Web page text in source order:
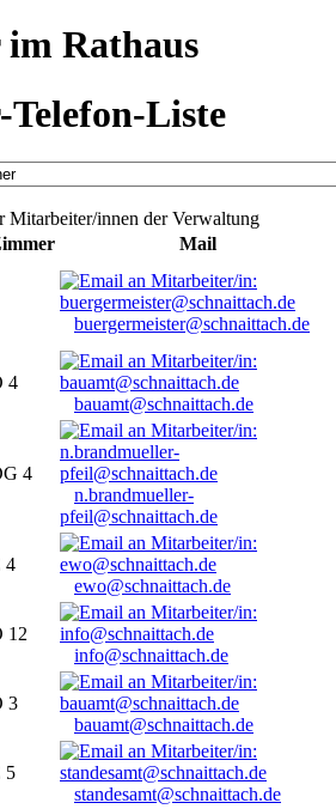
Rathaus
Liste
Mitarbeiter/innen der Verwaltung
Mail
buergermeister@schnaittach.de
4
bauamt@schnaittach.de
4
n.brandmueller-
pfeil@schnaittach.de
4
ewo@schnaittach.de
12
info@schnaittach.de
3
bauamt@schnaittach.de
5
standesamt@schnaittach.de